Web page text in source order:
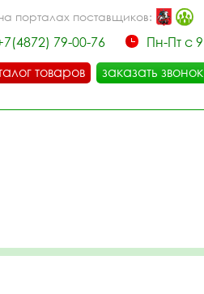
порталах поставщиков:
79-00-76
Пн-Пт с
товаров
заказать звонок